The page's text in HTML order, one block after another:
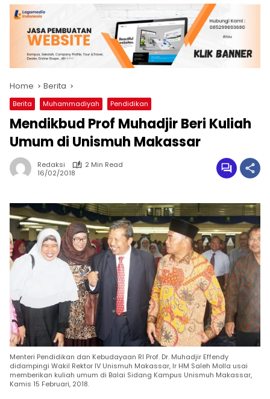
Home Berita
Berita Muhammadiyah Pendidikan
Mendikbud Prof Muhadjir Beri Kuliah
Umum di Unismuh Makassar
Redaksi
2 Min Read
16/02/2018
Menteri Pendidikan dan Kebudayaan RI Prof. Dr. Muhadjir Effendy
didampingi Wakil Rektor IV Unismuh Makassar, Ir HM Saleh Molla usai
memberikan kuliah umum di Balai Sidang Kampus Unismuh Makassar,
Kamis 15 Februari, 2018.